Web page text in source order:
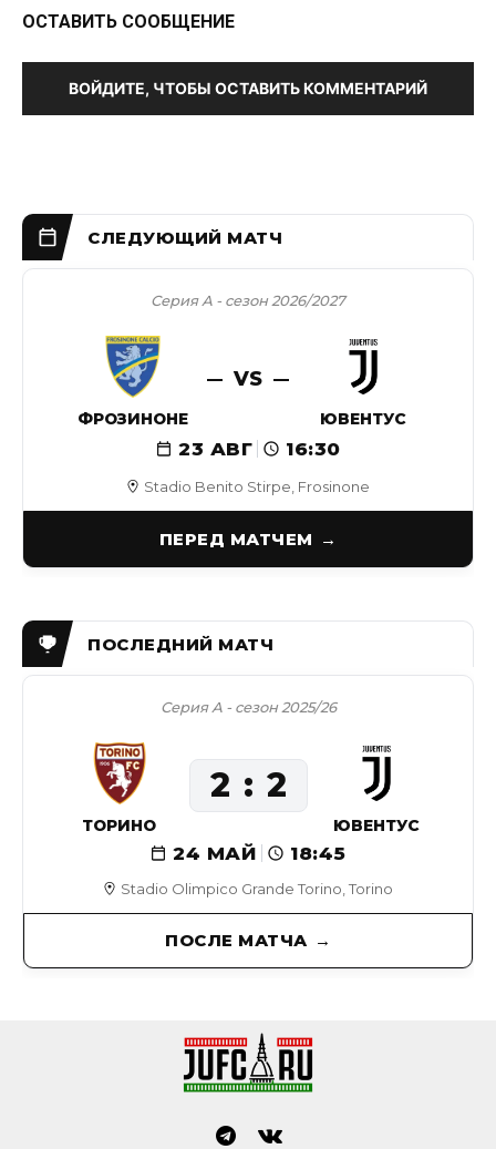
ОСТАВИТЬ СООБЩЕНИЕ
ВОЙДИТЕ, ЧТОБЫ ОСТАВИТЬ КОММЕНТАРИЙ
Stadio Benito Stirpe, Frosinone
Серия А - сезон 2026/2027
ФРОЗИНОНЕ
VS
ЮВЕНТУС
23 АВГ 16:30
ПЕРЕД МАТЧЕМ
Stadio Olimpico Grande Torino, Torino
Серия А - сезон 2025/26
24 МАЙ 18:45
ТОРИНО
2 2
ЮВЕНТУС
ПОСЛЕ МАТЧА